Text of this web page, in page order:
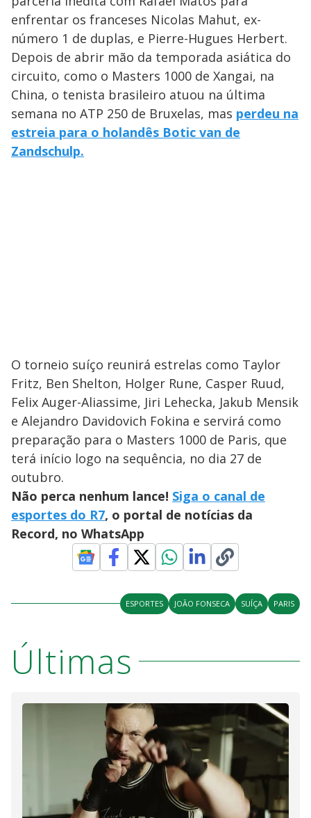
enfrentar os franceses Nicolas Mahut, ex-
número 1 de duplas, e Pierre-Hugues Herbert.
Depois de abrir mão da temporada asiática do
circuito, como o Masters 1000 de Xangai, na
China, o tenista brasileiro atuou na última
semana no ATP 250 de Bruxelas, mas perdeu na
estreia para o holandês Botic van de
Zandschulp.
O torneio suíço reunirá estrelas como Taylor
Fritz, Ben Shelton, Holger Rune, Casper Ruud,
Felix Auger-Aliassime, Jiri Lehecka, Jakub Mensik
e Alejandro Davidovich Fokina e servirá como
preparação para o Masters 1000 de Paris, que
terá início logo na sequência, no dia 27 de
outubro.
Não perca nenhum lance! Siga o canal de
esportes do R7, o portal de notícias da
Record, no WhatsApp
ESPORTES JOÃO FONSECA SUÍÇA PARIS
Últimas